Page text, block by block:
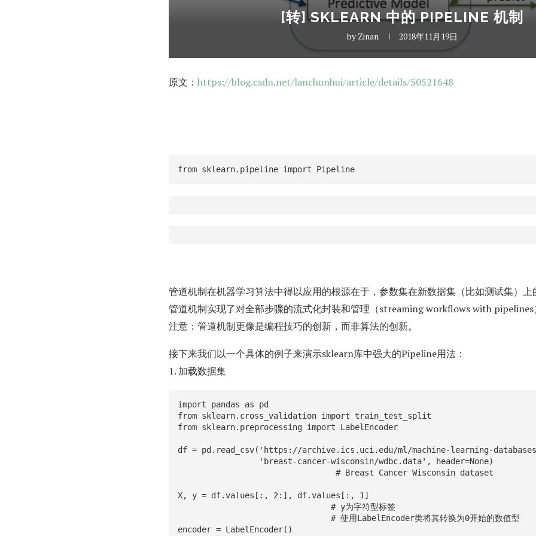
[转] SKLEARN 中的 PIPELINE 机制
by Zinan 2018年11月19日
原文： https://blog.csdn.net/lanchunhui/article/details/50521648
from sklearn.pipeline import Pipeline
管道机制在机器学习算法中得以应用的根源在于，参数集在新数据集（比如测试集）上
管道机制实现了对全部步骤的流式化封装和管理（streaming workflows with pipelines
注意：管道机制更像是编程技巧的创新，而非算法的创新。
接下来我们以一个具体的例子来演示sklearn库中强大的Pipeline用法：
1. 加载数据集
import pandas as pd
from sklearn.cross_validation import train_test_split
from sklearn.preprocessing import LabelEncoder
df = pd.read_csv('https://archive.ics.uci.edu/ml/machine-learning-
X, y = df.values[:, 2:], df.values[:, 1]
encoder = LabelEncoder()